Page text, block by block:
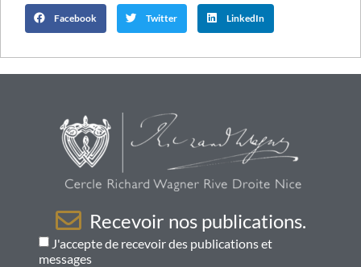
Facebook Twitter LinkedIn
Recevoir nos publications.
J'accepte de recevoir des publications et
messages